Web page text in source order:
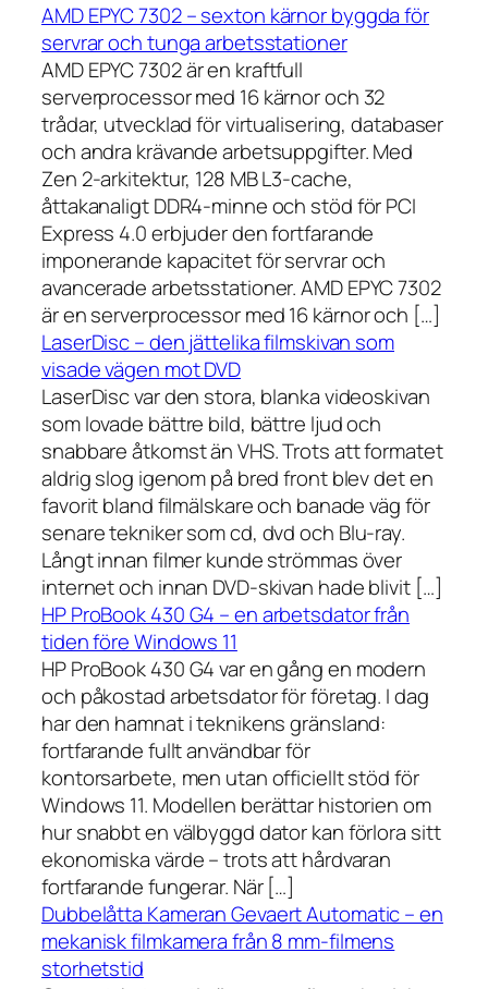
AMD EPYC 7302 – sexton kärnor byggda för
servrar och tunga arbetsstationer
AMD EPYC 7302 är en kraftfull
serverprocessor med 16 kärnor och 32
trådar, utvecklad för virtualisering, databaser
och andra krävande arbetsuppgifter. Med
Zen 2-arkitektur, 128 MB L3-cache,
åttakanaligt DDR4-minne och stöd för PCI
Express 4.0 erbjuder den fortfarande
imponerande kapacitet för servrar och
avancerade arbetsstationer. AMD EPYC 7302
är en serverprocessor med 16 kärnor och […]
LaserDisc – den jättelika filmskivan som
visade vägen mot DVD
LaserDisc var den stora, blanka videoskivan
som lovade bättre bild, bättre ljud och
snabbare åtkomst än VHS. Trots att formatet
aldrig slog igenom på bred front blev det en
favorit bland filmälskare och banade väg för
senare tekniker som cd, dvd och Blu-ray.
Långt innan filmer kunde strömmas över
internet och innan DVD-skivan hade blivit […]
HP ProBook 430 G4 – en arbetsdator från
tiden före Windows 11
HP ProBook 430 G4 var en gång en modern
och påkostad arbetsdator för företag. I dag
har den hamnat i teknikens gränsland:
fortfarande fullt användbar för
kontorsarbete, men utan officiellt stöd för
Windows 11. Modellen berättar historien om
hur snabbt en välbyggd dator kan förlora sitt
ekonomiska värde – trots att hårdvaran
fortfarande fungerar. När […]
Dubbelåtta Kameran Gevaert Automatic – en
mekanisk filmkamera från 8 mm-filmens
storhetstid